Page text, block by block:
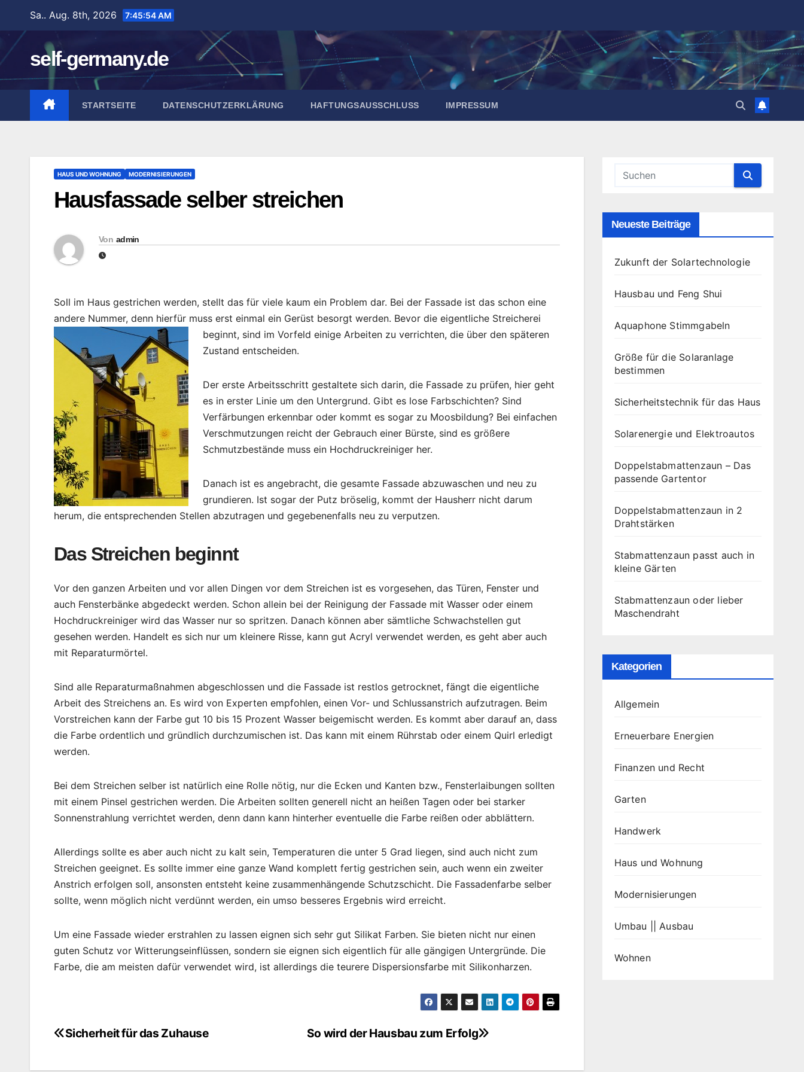
springen
Sa.. Aug. 8th, 2026 7:45:55 AM
self-germany.de
STARTSEITE DATENSCHUTZERKLÄRUNG HAFTUNGSAUSSCHLUSS IMPRESSUM
HAUS UND WOHNUNG MODERNISIERUNGEN
Hausfassade selber streichen
Von admin
Soll im Haus gestrichen werden, stellt das für viele kaum ein Problem dar. Bei der Fassade ist das schon eine
andere Nummer, denn hierfür muss erst einmal ein Gerüst besorgt werden. Bevor die eigentliche Streicherei
beginnt, sind im Vorfeld einige Arbeiten zu verrichten, die über den späteren
Zustand entscheiden.
Der erste Arbeitsschritt gestaltete sich darin, die Fassade zu prüfen, hier geht
es in erster Linie um den Untergrund. Gibt es lose Farbschichten? Sind
Verfärbungen erkennbar oder kommt es sogar zu Moosbildung? Bei einfachen
Verschmutzungen reicht der Gebrauch einer Bürste, sind es größere
Schmutzbestände muss ein Hochdruckreiniger her.
Danach ist es angebracht, die gesamte Fassade abzuwaschen und neu zu
grundieren. Ist sogar der Putz bröselig, kommt der Hausherr nicht darum
herum, die entsprechenden Stellen abzutragen und gegebenenfalls neu zu verputzen.
Das Streichen beginnt
Vor den ganzen Arbeiten und vor allen Dingen vor dem Streichen ist es vorgesehen, das Türen, Fenster und
auch Fensterbänke abgedeckt werden. Schon allein bei der Reinigung der Fassade mit Wasser oder einem
Hochdruckreiniger wird das Wasser nur so spritzen. Danach können aber sämtliche Schwachstellen gut
gesehen werden. Handelt es sich nur um kleinere Risse, kann gut Acryl verwendet werden, es geht aber auch
mit Reparaturmörtel.
Sind alle Reparaturmaßnahmen abgeschlossen und die Fassade ist restlos getrocknet, fängt die eigentliche
Arbeit des Streichens an. Es wird von Experten empfohlen, einen Vor- und Schlussanstrich aufzutragen. Beim
Vorstreichen kann der Farbe gut 10 bis 15 Prozent Wasser beigemischt werden. Es kommt aber darauf an, dass
die Farbe ordentlich und gründlich durchzumischen ist. Das kann mit einem Rührstab oder einem Quirl erledigt
werden.
Bei dem Streichen selber ist natürlich eine Rolle nötig, nur die Ecken und Kanten bzw., Fensterlaibungen sollten
mit einem Pinsel gestrichen werden. Die Arbeiten sollten generell nicht an heißen Tagen oder bei starker
Sonnenstrahlung verrichtet werden, denn dann kann hinterher eventuelle die Farbe reißen oder abblättern.
Allerdings sollte es aber auch nicht zu kalt sein, Temperaturen die unter 5 Grad liegen, sind auch nicht zum
Streichen geeignet. Es sollte immer eine ganze Wand komplett fertig gestrichen sein, auch wenn ein zweiter
Anstrich erfolgen soll, ansonsten entsteht keine zusammenhängende Schutzschicht. Die Fassadenfarbe selber
sollte, wenn möglich nicht verdünnt werden, ein umso besseres Ergebnis wird erreicht.
Um eine Fassade wieder erstrahlen zu lassen eignen sich sehr gut Silikat Farben. Sie bieten nicht nur einen
guten Schutz vor Witterungseinflüssen, sondern sie eignen sich eigentlich für alle gängigen Untergründe. Die
Farbe, die am meisten dafür verwendet wird, ist allerdings die teurere Dispersionsfarbe mit Silikonharzen.
Beitragsnavigation So wird der Hausbau zum Erfolg
Sicherheit für das Zuhause
Neueste Beiträge
Zukunft der Solartechnologie
Hausbau und Feng Shui
Aquaphone Stimmgabeln
Größe für die Solaranlage
bestimmen
Sicherheitstechnik für das Haus
Solarenergie und Elektroautos
Doppelstabmattenzaun – Das
passende Gartentor
Doppelstabmattenzaun in 2
Drahtstärken
Stabmattenzaun passt auch in
kleine Gärten
Stabmattenzaun oder lieber
Maschendraht
Kategorien
Allgemein
Erneuerbare Energien
Finanzen und Recht
Garten
Handwerk
Haus und Wohnung
Modernisierungen
Umbau || Ausbau
Wohnen